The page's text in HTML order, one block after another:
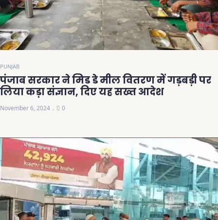
PUNJAB
पंजाब सरकार ने मिड डे मील वितरण में गड़बड़ी पर
लिया कड़ा संज्ञान, दिए यह सख्त आदेश
November 6, 2024 0